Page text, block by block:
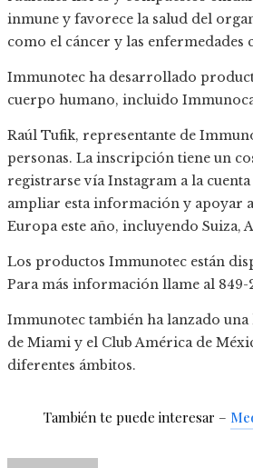
inmune y favorece la salud del
como el cáncer y las enfermedades
Immunotec ha desarrollado
cuerpo humano, incluido
Raúl Tufik, representante de
personas. La inscripción tiene un
registrarse vía Instagram a la
ampliar esta información y apoyar
Europa este año, incluyendo Suiza,
Los productos Immunotec están
Para más información llame al 849-
Immunotec también ha lanzado
de Miami y el Club América de
diferentes ámbitos.
También te puede interesar –